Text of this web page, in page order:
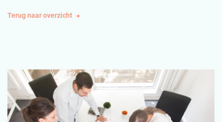
Terug naar overzicht